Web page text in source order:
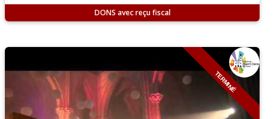
DONS
TERMINÉ